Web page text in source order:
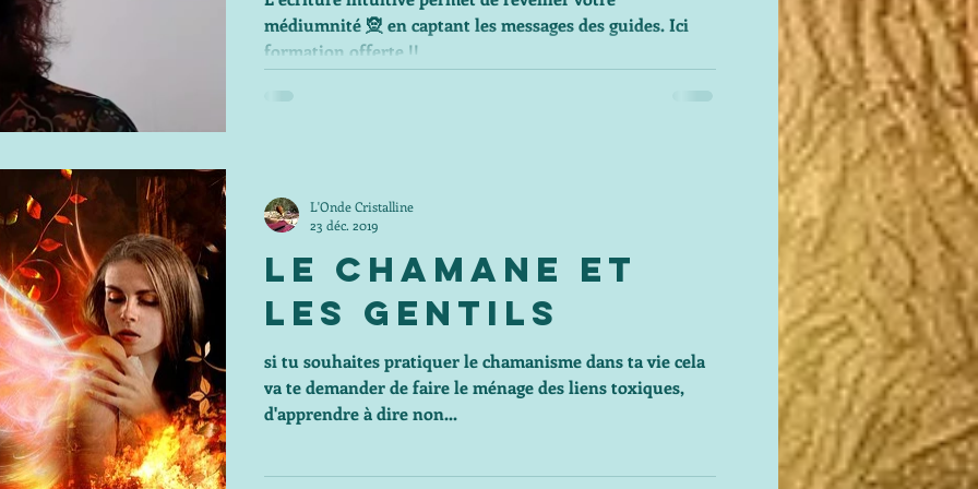
médiumnité 🧝 en captant les messages des guides. Ici
formation offerte !!
le chamane et
les gentils
si tu souhaites pratiquer le chamanisme dans ta vie cela
va te demander de faire le ménage des liens toxiques,
d'apprendre à dire non...
L'Onde Cristalline
23 déc. 2019